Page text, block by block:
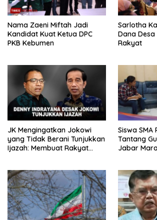
Nama Zaeni Miftah Jadi
Kandidat Kuat Ketua DPC
PKB Kebumen
Sarlotha
Dana
Rakyat
JK Mengingatkan Jokowi
yang Tidak Berani Tunjukkan
Ijazah: Membuat Rakyat
Siswa
Tantang
Jabar